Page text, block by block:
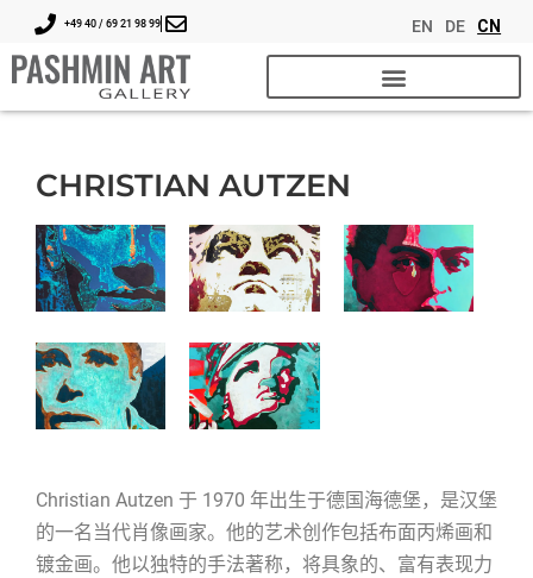
+49 40 / 69 21 98 99 EN DE CN
CHRISTIAN AUTZEN
Christian Autzen 于 1970 年出生于德国海德堡，是汉堡
的一名当代肖像画家。他的艺术创作包括布面丙烯画和
镀金画。他以独特的手法著称，将具象的、富有表现力